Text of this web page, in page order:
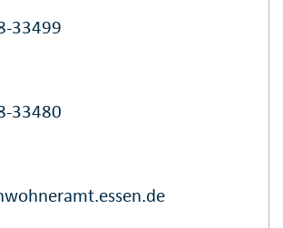
33499
33480